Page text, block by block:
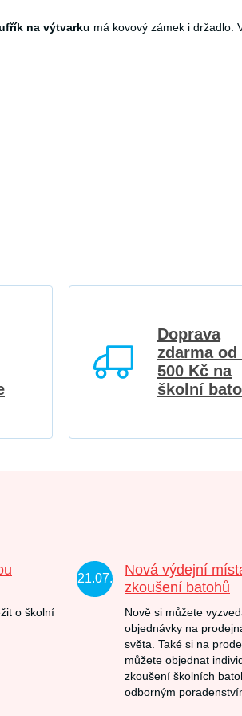
na výtvarku má kovový zámek i držadlo.
Doprava
zdarma od
500 Kč na
školní
o školní
21.07.
Nová výdejní
zkoušení batohů
Nově si můžete
objednávky na
světa. Také si na
můžete objednat
zkoušení školních
odborným